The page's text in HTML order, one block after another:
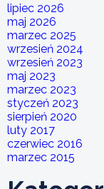
lipiec 2026
maj 2026
marzec 2025
wrzesień 2024
wrzesień 2023
maj 2023
marzec 2023
styczeń 2023
sierpień 2020
luty 2017
czerwiec 2016
marzec 2015